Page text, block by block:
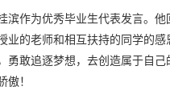
滨作为优秀毕业生代表发言。
业的老师和相互扶持的同学的
勇敢追逐梦想，去创造属于自
傲！